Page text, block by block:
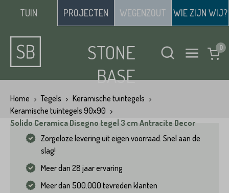
TUIN PROJECTEN WEGENZOUT WIE ZIJN WIJ?
STONE
BASE
Home Tegels
Keramische tuintegels
Keramische tuintegels 90x90
Solido Ceramica Disegno tegel 3 cm Antracite Decor
Zorgeloze levering uit eigen voorraad. Snel aan de
slag!
Meer dan 28 jaar ervaring
Meer dan 500.000 tevreden klanten